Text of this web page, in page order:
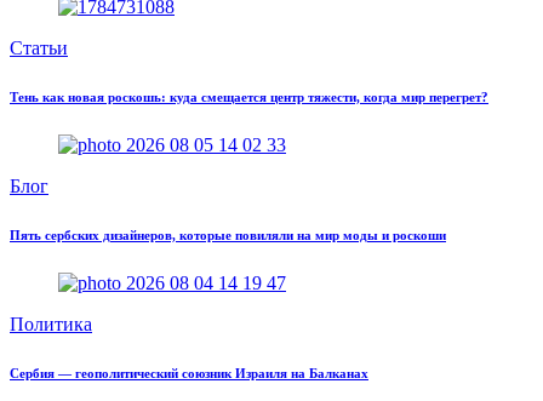
Статьи
Тень как новая роскошь: куда смещается центр тяжести, когда мир перегрет?
Блог
Пять сербских дизайнеров, которые повиляли на мир моды и роскоши
Политика
Сербия — геополитический союзник Израиля на Балканах